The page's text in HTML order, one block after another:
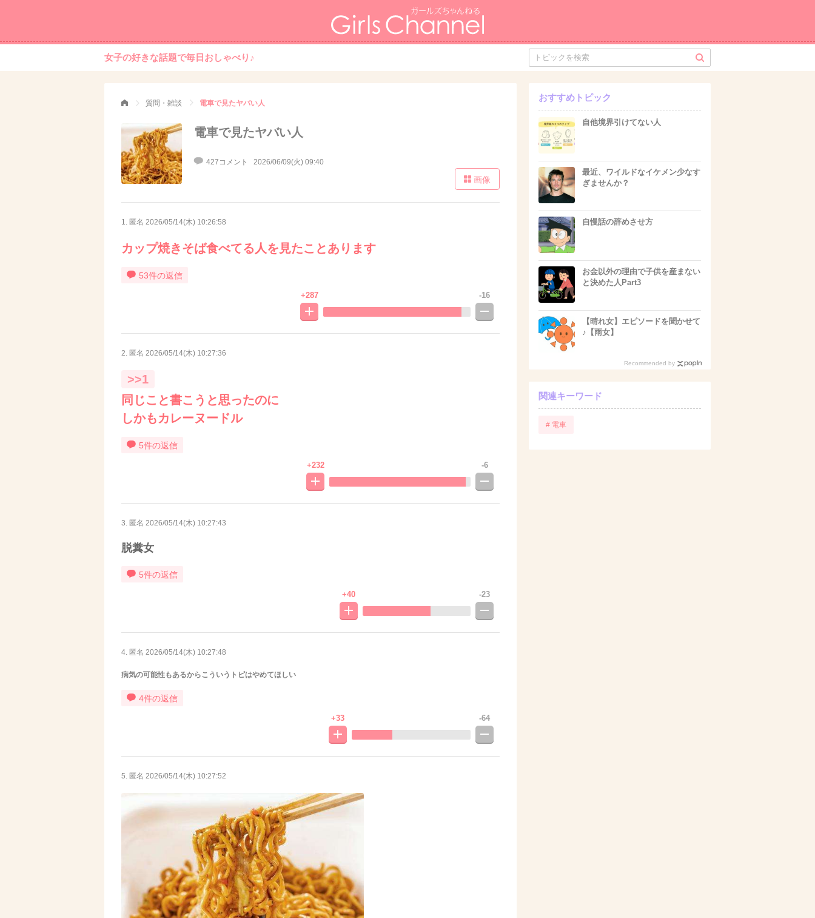
女子の好きな話題で毎日おしゃべり♪
質問・雑談 電車で見たヤバい人
電車で見たヤバい人
427コメント 2026/06/09(火) 09:40
画像
1. 匿名 2026/05/14(木) 10:26:58
カップ焼きそば食べてる人を見たことあります
53件の返信
+287 -16
2. 匿名 2026/05/14(木) 10:27:36
>>1
同じこと書こうと思ったのに
しかもカレーヌードル
5件の返信
+232 -6
3. 匿名 2026/05/14(木) 10:27:43
脱糞女
5件の返信
+40 -23
4. 匿名 2026/05/14(木) 10:27:48
病気の可能性もあるからこういうトピはやめてほしい
4件の返信
+33 -64
5. 匿名 2026/05/14(木) 10:27:52
おすすめトピック
自他境界引けてない人
最近、ワイルドなイケメン少なす
ぎませんか？
自慢話の辞めさせ方
お金以外の理由で子供を産まない
と決めた人Part3
【晴れ女】エピソードを聞かせて
♪【雨女】
Recommended by
関連キーワード
# 電車